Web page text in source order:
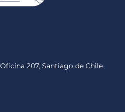
207, Santiago de Chile